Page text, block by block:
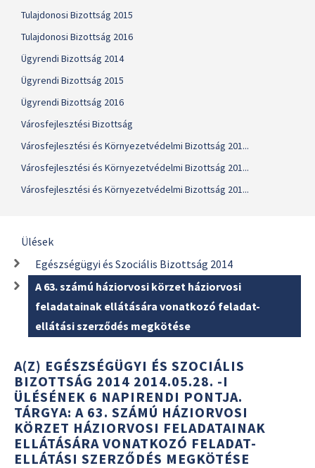
Tulajdonosi Bizottság 2015
Tulajdonosi Bizottság 2016
Ügyrendi Bizottság 2014
Ügyrendi Bizottság 2015
Ügyrendi Bizottság 2016
Városfejlesztési Bizottság
Városfejlesztési és Környezetvédelmi Bizottság 201...
Városfejlesztési és Környezetvédelmi Bizottság 201...
Városfejlesztési és Környezetvédelmi Bizottság 201...
Ülések
Egészségügyi és Szociális Bizottság 2014
A 63. számú háziorvosi körzet háziorvosi
feladatainak ellátására vonatkozó feladat-
ellátási szerződés megkötése
A(Z) EGÉSZSÉGÜGYI ÉS SZOCIÁLIS
BIZOTTSÁG 2014 2014.05.28. -I
ÜLÉSÉNEK 6 NAPIRENDI PONTJA.
TÁRGYA: A 63. SZÁMÚ HÁZIORVOSI
KÖRZET HÁZIORVOSI FELADATAINAK
ELLÁTÁSÁRA VONATKOZÓ FELADAT-
ELLÁTÁSI SZERZŐDÉS MEGKÖTÉSE